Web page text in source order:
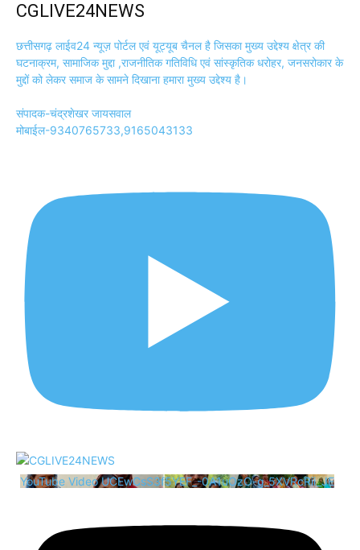
CGLIVE24NEWS
छत्तीसगढ़ लाईव24 न्यूज़ पोर्टल एवं यूट्यूब चैनल है जिसका मुख्य उद्देश्य क्षेत्र की
घटनाक्रम, सामाजिक मुद्दा ,राजनीतिक गतिविधि एवं सांस्कृतिक धरोहर, जनसरोकार के
मुद्दों को लेकर समाज के सामने दिखाना हमारा मुख्य उद्देश्य है।
संपादक-चंद्रशेखर जायसवाल
मोबाईल-9340765733,9165043133
YouTube Video UCEwCsS3f5YEF_-0A1uOzO-g_5XVRcRii_JE